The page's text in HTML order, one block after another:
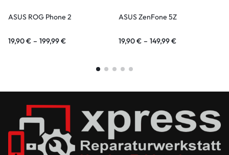
ASUS ROG Phone 2
19,90€ – 199,99€
ASUS ZenFone 5Z
19,90€ – 149,99€